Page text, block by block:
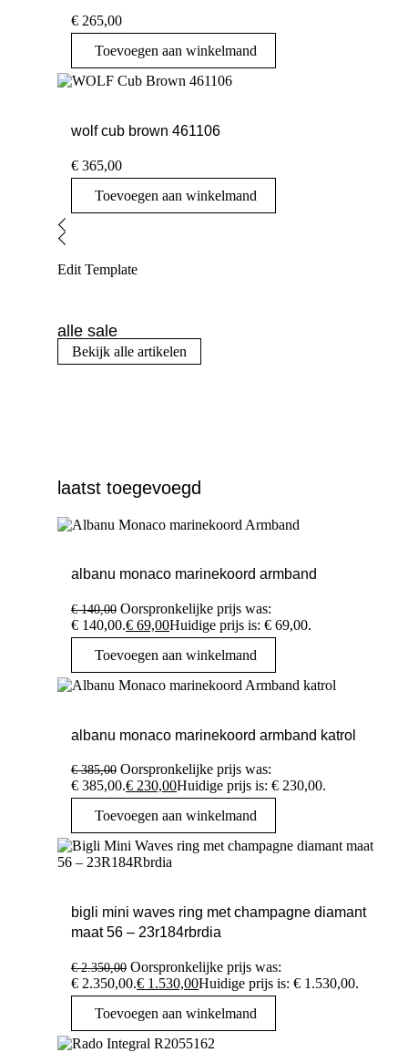
€ 265,00
Toevoegen aan winkelmand
wolf cub brown 461106
€ 365,00
Toevoegen aan winkelmand
Edit Template
alle sale
Bekijk alle artikelen
laatst toegevoegd
albanu monaco marinekoord armband
€140,00 Oorspronkelijke prijs was:
€ 140,00.€ 69,00Huidige prijs is: € 69,00.
Toevoegen aan winkelmand
albanu monaco marinekoord armband katrol
€385,00 Oorspronkelijke prijs was:
€ 385,00.€ 230,00Huidige prijs is: € 230,00.
Toevoegen aan winkelmand
bigli mini waves ring met champagne diamant
maat 56 – 23r184rbrdia
€2.350,00 Oorspronkelijke prijs was:
€ 2.350,00.€ 1.530,00Huidige prijs is: € 1.530,00.
Toevoegen aan winkelmand